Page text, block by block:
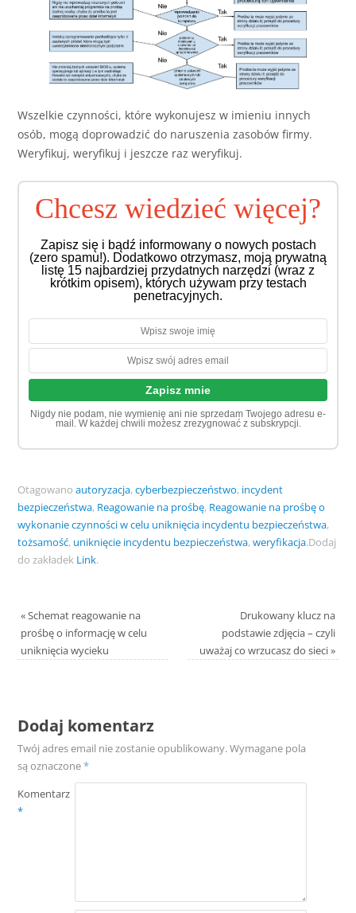
Wszelkie czynności, które wykonujesz w imieniu innych
osób, mogą doprowadzić do naruszenia zasobów firmy.
Weryfikuj, weryfikuj i jeszcze raz weryfikuj.
Chcesz wiedzieć więcej?
Zapisz się i bądź informowany o nowych postach
(zero spamu!). Dodatkowo otrzymasz, moją prywatną
listę 15 najbardziej przydatnych narzędzi (wraz z
krótkim opisem), których używam przy testach
penetracyjnych.
Nigdy nie podam, nie wymienię ani nie sprzedam Twojego adresu e-
mail. W każdej chwili możesz zrezygnować z subskrypcji.
Otagowano autoryzacja,cyberbezpieczeństwo, incydent
bezpieczeństwa, Reagowanie na prośbę, Reagowanie na prośbę o
wykonanie czynności w celu uniknięcia incydentu bezpieczeństwa,
tożsamość, uniknięcie incydentu bezpieczeństwa,weryfikacja.Dodaj
do zakładek Link.
«Schemat reagowanie na
prośbę o informację w celu
uniknięcia wycieku
Drukowany klucz na
podstawie zdjęcia – czyli
uważaj co wrzucasz do sieci»
Dodaj komentarz
Twój adres email nie zostanie opublikowany.Wymagane pola
są oznaczone*
Komentarz
*